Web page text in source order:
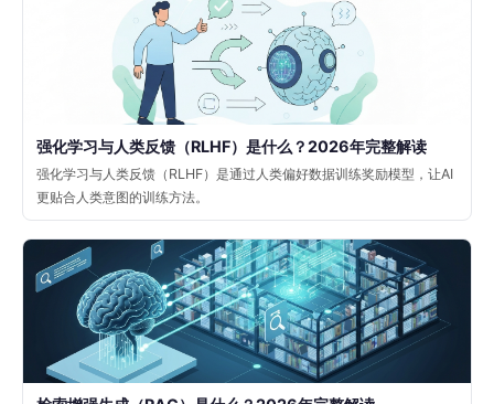
强化学习与人类反馈（RLHF）是什么？2026年完整解读
强化学习与人类反馈（RLHF）是通过人类偏好数据训练奖励模型，让AI
更贴合人类意图的训练方法。